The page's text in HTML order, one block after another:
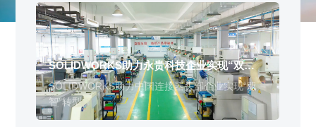
SIMULATION结构仿真分析
 查看全部
Abaqus有限元仿真分析
Xflow流体仿真
 查看全部
3DEXPERIENCE on the Cloud
3DEXPERIENCE Marketplace
ENOVIA产品全生命周期管理（PLM）
BIOVIA生命科学和材料科学
SOLIDWORKS PDM产品数据管理
推荐工具
DriveWorks参数化工具
SOLIDWORKS Inspection质量检验
​SOLIDWORKS Manage项目管理
DELMIA端到端ERP系统
增值服务
增值服务-参数化
增值服务-标准化
可视化&数字孪生技术
工程设备设计解决方案
航天航空行业解决方案
能源行业数字化解决方案
机械设备行业数字化解决方案
初创企业
企业家
教育工作者
研究人员
学生/初学者
最新版本
资源下载
技术文章
系统要求
恒睿课堂
热门视频
精选视频
往期视频
西南培训中心
走进西南培训中心
认证目录
在线培训
推荐问答
SolidWorks采购指南：正版软件的成本构成与价值解析
SolidWorks代理商级别全解析：成都恒睿在西南区域凭
什么值得信赖？
SOLIDWORKS购买如何选择代理商？一文看懂避坑指南
招聘岗位
销售类
技术类
关于恒睿
公司简介
新闻资讯
产品报价
获取SOLIDWORKS报价
联系我们
产品/服务
获取试用版
校企合作
SOLIDWORKS助力永贵科技企业实现“双
智”转型
SOLIDWORKS助力中国连接器头部企业实现“双
智”转型